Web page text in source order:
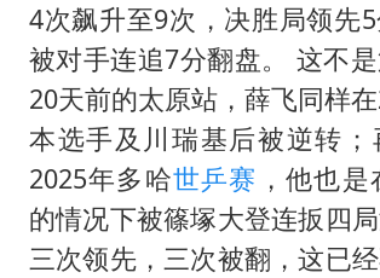
4次飙升至9次，决胜局领先
被对手连追7分翻盘。 这不是
20天前的太原站，薛飞同样
本选手及川瑞基后被逆转；
2025年多哈世乒赛 ，他也
的情况下被篠塚大登连扳四局
三次领先，三次被翻，这已